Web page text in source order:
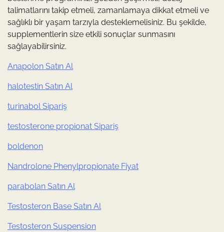
talimatlarını takip etmeli, zamanlamaya dikkat etmeli ve
sağlıklı bir yaşam tarzıyla desteklemelisiniz. Bu şekilde,
supplementlerin size etkili sonuçlar sunmasını
sağlayabilirsiniz.
Anapolon Satın Al
halotestin Satın Al
turinabol Sipariş
testosterone propionat Sipariş
boldenon
Nandrolone Phenylpropionate Fiyat
parabolan Satın Al
Testosteron Base Satın Al
Testosteron Suspension